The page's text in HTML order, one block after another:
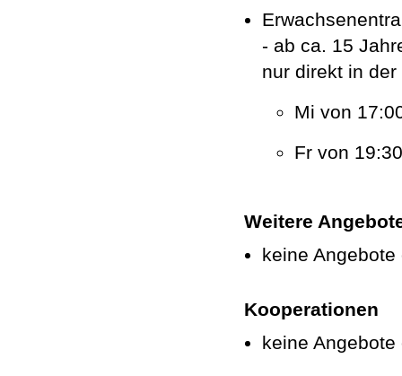
- ab ca. 15
nur direkt in
Mi von
Fr von
Weitere
keine
Kooperationen
keine